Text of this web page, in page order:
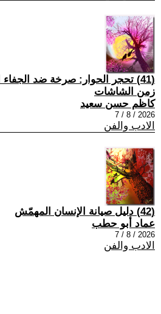
(41) تحجر الحوار: صرخة ضد
زمن الشاشات
كاظم حسن سعيد
2026 / 8 / 7
الادب والفن
(42) دليل صيانة الإنسان المهمّش
عماد أبو حطب
2026 / 8 / 7
الادب والفن